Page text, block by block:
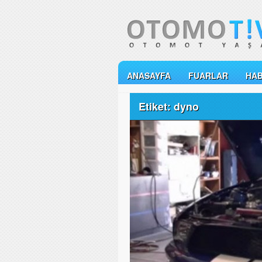
ANASAYFA FUARLAR
Etiket: dyno